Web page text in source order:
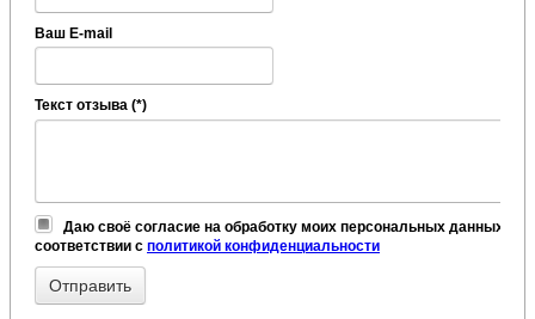
Ваш E-mail
Текст отзыва (*)
Даю своё согласие на обработку моих персональных данных, в
соответствии с политикой конфиденциальности